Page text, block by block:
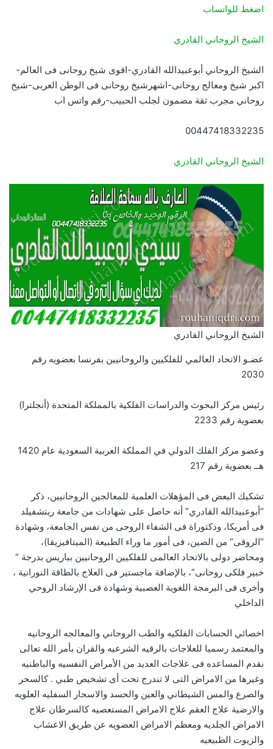
اضغط للواتساب
الشيخ الروحاني القادري
الشيخ الروحاني أبوعبيدالله القادري-اقوى شيخ روحانى فى العالم-
اكبر شيخ ومعالج روحانى-اشهرشيخ روحانى فى الوطن العربى-شيخ
روحاني مجرب ثقة مضمون لجلب الحبيب-رقم واتس اب
00447418332235
الشيخ الروحاني القادري
الشيخ الروحاني القادري
عضـو الاتحاد العالمي للفلكيين والروحانيين بفرنسا بعضويه رقم
2030
رئيس مركز البحوث والدراسات الفلكية بالمملكة المتحدة (أنجلترا)
بعضوية رقم 2233
وعضو مركز الفلك الدولي في المملكة العربية السعودية عام 1420
هــ بعضوية رقم 217
تشكيك البعض فى المؤهلات العلمية للمعالجين الروحانيين، ذكر
“أبوعبيدالله القادري” أنه حاصل على شهادات من جامعة ريتشفيلد
فى أمريكا، ودكتوراة فى الشفاء الروحى من نفس الجامعة، وشهادة
“الروقى” من الصين، فى أمور ما وراء الطبيعة (الميتافيزيقا)،
ومحاضر دولى بالاتحاد العالمى للفلكيين الروحانيين بباريس بدرجة “
خبير فلكى روحانى”، بالإضافة ماجستير فى العلاج بالطاقة النورانية ،
وأخرى فى البرمجة اللغوية العصبية وشهادة فى الإرشاد الروحي
الداخلي
اخصائي الحسابات الفلكيه والطب الروحاني والمعالجه الروحانيه
والمعتمد رسميا للعلاجات بالرقيه الشرعيه والقران بأمر الله تعالى
نقدم المساعده فى علاجات العديد من الأمراض النفسيه والباطنيه
وغيرها من الامراض التى لا تندرج تحت أى تشخيص طبي . كالسحر
والصرع والمس الشيطاني والعين والحسد والاسحار السفليه العلويه
والارضية علاج العقم علاج الامراض المستعصيه كالسرطان علاج
الامراض الجلديه ومعظم الامراض العضويه عن طريق الاعشاب
والزيوت الطبيعيه